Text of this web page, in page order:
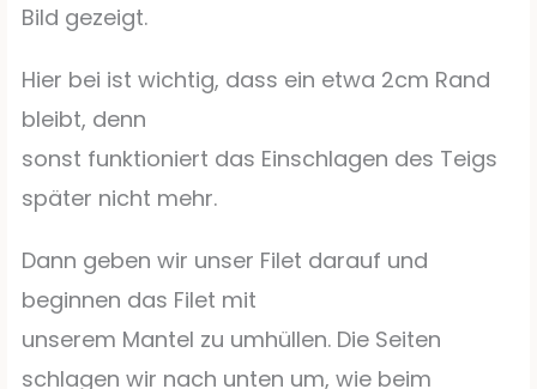
Bild gezeigt.
Hier bei ist wichtig, dass ein etwa 2cm Rand
bleibt, denn
sonst funktioniert das Einschlagen des Teigs
später nicht mehr.
Dann geben wir unser Filet darauf und
beginnen das Filet mit
unserem Mantel zu umhüllen. Die Seiten
schlagen wir nach unten um, wie beim